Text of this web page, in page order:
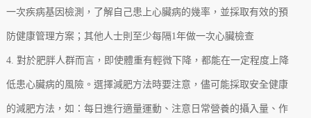
一次疾病基因檢測，了解自己患上心臟病的幾率，並採取有效的預
防健康管理方案；其他人士則至少每隔1年做一次心臟檢查
4. 對於肥胖人群而言，即使體重有輕微下降，都能在一定程度上降
低患心臟病的風險。選擇減肥方法時要注意，儘可能採取安全健康
的減肥方法，如：每日進行適量運動、注意日常營養的攝入量、作